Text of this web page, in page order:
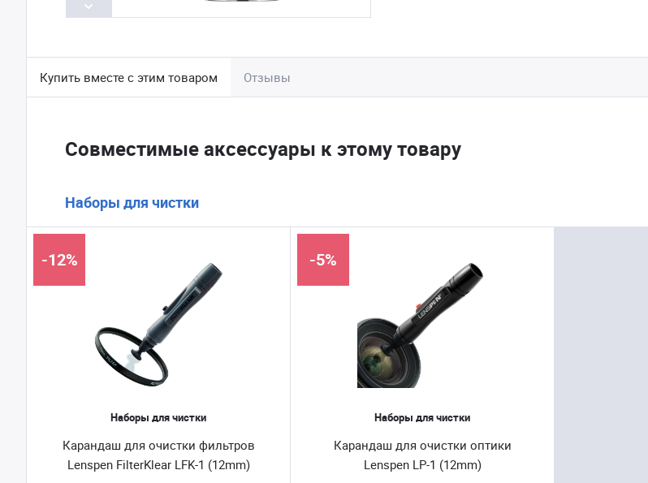
Купить вместе с этим товаром Отзывы
Совместимые аксессуары к этому товару
Наборы для чистки
Наборы для чистки
Карандаш для очистки фильтров
Lenspen FilterKlear LFK-1 (12mm)
-12%
Наборы для чистки
Карандаш для очистки оптики
Lenspen LP-1 (12mm)
-5%